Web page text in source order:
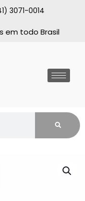
3071-0014
em todo Brasil